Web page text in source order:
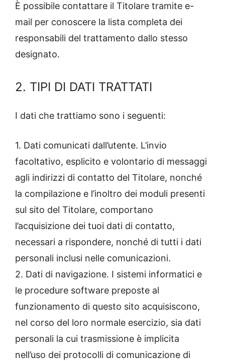
È possibile contattare il Titolare tramite e-
mail per conoscere la lista completa dei
responsabili del trattamento dallo stesso
designato.
2. TIPI DI DATI TRATTATI
I dati che trattiamo sono i seguenti:
1. Dati comunicati dall’utente. L’invio
facoltativo, esplicito e volontario di messaggi
agli indirizzi di contatto del Titolare, nonché
la compilazione e l’inoltro dei moduli presenti
sul sito del Titolare, comportano
l’acquisizione dei tuoi dati di contatto,
necessari a rispondere, nonché di tutti i dati
personali inclusi nelle comunicazioni.
2. Dati di navigazione. I sistemi informatici e
le procedure software preposte al
funzionamento di questo sito acquisiscono,
nel corso del loro normale esercizio, sia dati
personali la cui trasmissione è implicita
nell’uso dei protocolli di comunicazione di